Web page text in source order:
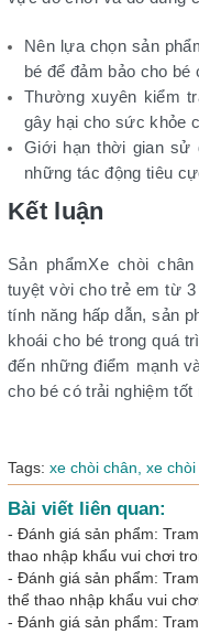
Nên lựa chọn sản
bé để đảm bảo cho bé
Thường xuyên kiểm
gây hại cho sức khỏe
Giới hạn thời gian sử
những tác động tiêu
Kết luận
Sản phẩmXe chòi
tuyệt vời cho trẻ em từ
tính năng hấp dẫn, sản
khoái cho bé trong quá
đến những điểm mạnh
cho bé có trải nghiệm tốt
Tags: xe chòi chân, xe
Bài viết liên quan:
- Đánh giá sản phẩm:
thao nhập khẩu vui chơi
- Đánh giá sản phẩm:
thể thao nhập khẩu vui
- Đánh giá sản phẩm: